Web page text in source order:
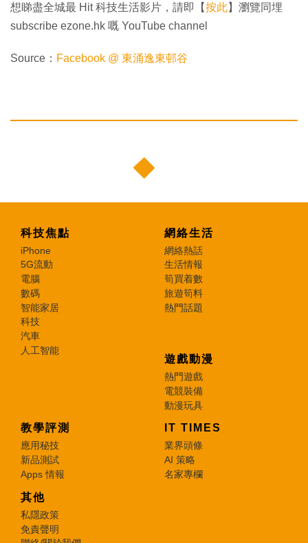
想睇盡全城最 Hit 科技生活影片，請即【按此】瀏覽同埋
subscribe ezone.hk 嘅 YouTube channel
Source： Facebook @ 東涌逸東邨谷
科技焦點
iPhone
5G流動
電腦
數碼
智能家居
科技
汽車
人工智能
網絡生活
網絡熱話
生活情報
筍買着數
旅遊筍料
熱門話題
遊戲動漫
熱門遊戲
電競裝備
動漫玩具
教學評測
應用秘技
新品測試
Apps 情報
IT TIMES
業界頭條
AI 策略
名家專欄
其他
私隱政策
免責聲明